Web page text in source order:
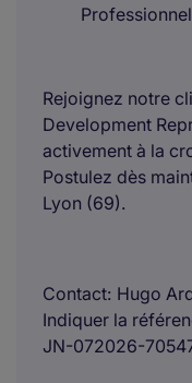
Rejoignez notre
Development
activement à la
Postulez dès
Lyon (69).
Contact Hugo
Indiquer la
JN-072026-